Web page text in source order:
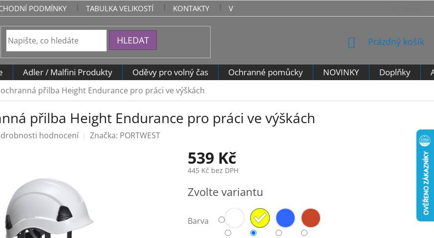
PODMÍNKY TABULKA VELIKOSTÍ KONTAKTY VRÁCENÍ ZBOŽÍ - VZOROVÝ FORMULÁŘ PRO ODSTOUPENÍ
HLEDAT
NÁKUPNÍ
Prázdný košík
Adler / Malfini Produkty Oděvy pro volný čas Ochranné pomůcky NOVINKY Doplňky
ochranná přilba Height Endurance pro práci ve výškách
přilba Height Endurance pro práci ve výškách
hodnocení Značka: PORTWEST
539 Kč
445 Kč bez DPH
cena:
Zvolte variantu
Barva